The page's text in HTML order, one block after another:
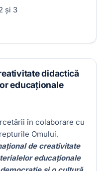
și 3
didactică
educaționale
în colaborare cu
Omului,
de creativitate
educaționale